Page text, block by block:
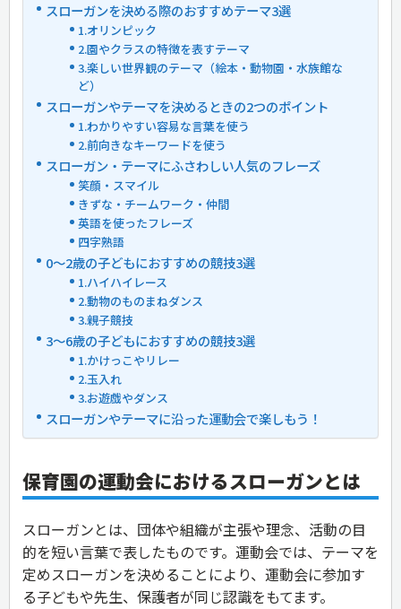
スローガンを決める際のおすすめテーマ3選
1.オリンピック
2.園やクラスの特徴を表すテーマ
3.楽しい世界観のテーマ（絵本・動物園・水族館な
ど）
スローガンやテーマを決めるときの2つのポイント
1.わかりやすい容易な言葉を使う
2.前向きなキーワードを使う
スローガン・テーマにふさわしい人気のフレーズ
笑顔・スマイル
きずな・チームワーク・仲間
英語を使ったフレーズ
四字熟語
0〜2歳の子どもにおすすめの競技3選
1.ハイハイレース
2.動物のものまねダンス
3.親子競技
3〜6歳の子どもにおすすめの競技3選
1.かけっこやリレー
2.玉入れ
3.お遊戯やダンス
スローガンやテーマに沿った運動会で楽しもう！
保育園の運動会におけるスローガンとは
スローガンとは、団体や組織が主張や理念、活動の目
的を短い言葉で表したものです。運動会では、テーマを
定めスローガンを決めることにより、運動会に参加す
る子どもや先生、保護者が同じ認識をもてます。